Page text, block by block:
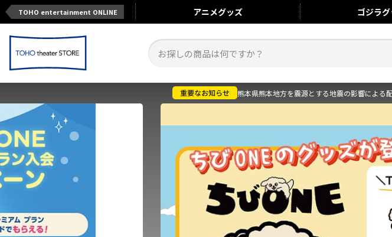
TOHO entertainment ONLINE アニメグッズ ゴジラ
熊本県熊本地方を震源とする地震の影響による